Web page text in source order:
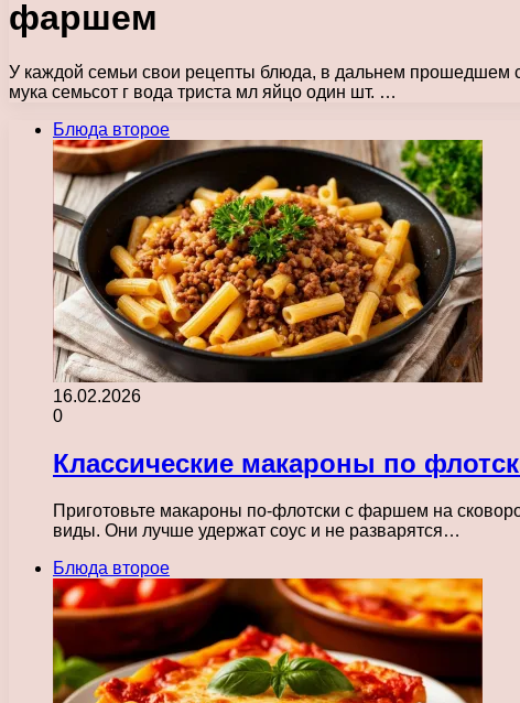
фаршем
У каждой семьи свои рецепты блюда, в дальнем прошедшем
мука семьсот г вода триста мл яйцо один шт. …
Блюда второе
16.02.2026
0
Классические макароны по
Приготовьте макароны по-флотски с фаршем на
виды. Они лучше удержат соус и не разварятся…
Блюда второе